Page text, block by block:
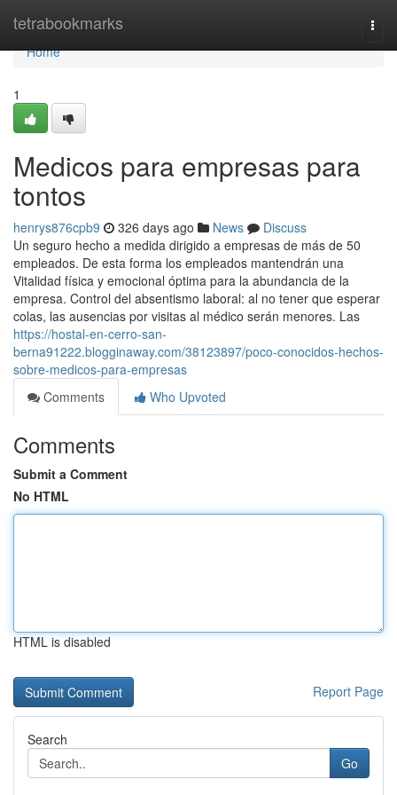
tetrabookmarks
Home
Home
1
Medicos para empresas para
tontos
henrys876cpb9 326 days ago News
Discuss
Un seguro hecho a medida dirigido a empresas de más de 50
empleados. De esta forma los empleados mantendrán una
Vitalidad física y emocional óptima para la abundancia de la
empresa. Control del absentismo laboral: al no tener que esperar
colas, las ausencias por visitas al médico serán menores. Las
https://hostal-en-cerro-san-
berna91222.blogginaway.com/38123897/poco-conocidos-hechos-
sobre-medicos-para-empresas
Comments
Who Upvoted
Comments
Submit a Comment
No HTML
HTML is disabled
Report Page
Search
Go